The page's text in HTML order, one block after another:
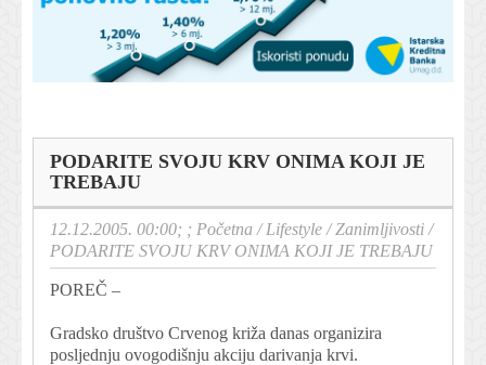
PODARITE SVOJU KRV ONIMA KOJI JE
TREBAJU
12.12.2005. 00:00; ; Početna /Lifestyle /Zanimljivosti /
PODARITE SVOJU KRV ONIMA KOJI JE TREBAJU
POREČ –
Gradsko društvo Crvenog križa danas organizira
posljednju ovogodišnju akciju darivanja krvi.